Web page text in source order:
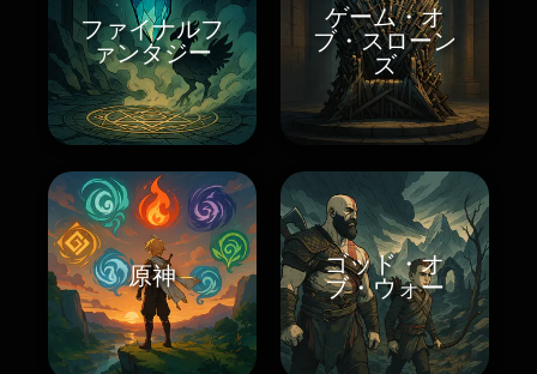
ファイナルフ
ァンタジー
ゲーム・オ
ブ・スローン
ズ
原神
ゴッド・オ
ブ・ウォー